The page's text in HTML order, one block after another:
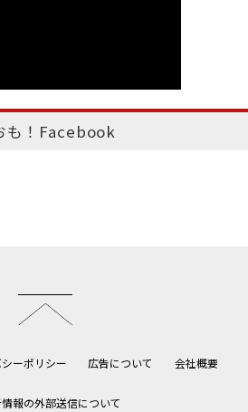
も！Facebook
ーポリシー 広告について 会社概要
報の外部送信について